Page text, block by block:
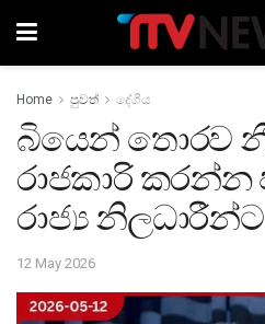
Home පුවත් දේශීය
බියෙන් තොරව
රාජකාරි
රාජ්‍ය
12 May 2026